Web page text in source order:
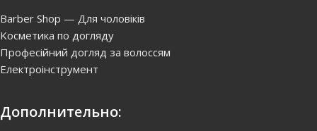
Barber Shop — Для чоловіків
Kосметика по догляду
Професійний догляд за волоссям
Електроінструмент
Дополнительно: